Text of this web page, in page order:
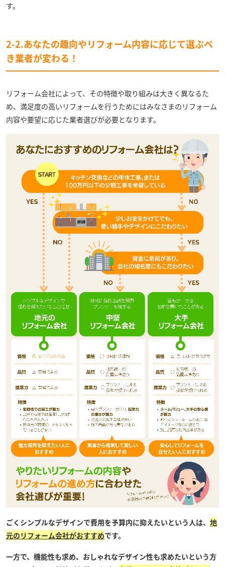
す。
2-2.あなたの趣向やリフォーム内容に応じて選ぶべ
き業者が変わる！
リフォーム会社によって、その特徴や取り組みは大きく異なるた
め、満足度の高いリフォームを行うためにはみなさまのリフォーム
内容や要望に応じた業者選びが必要となります。
ごくシンプルなデザインで費用を予算内に抑えたいという人は、 地
元のリフォーム会社がおすすめです。
一方で、機能性も求め、おしゃれなデザイン性も求めたいという方